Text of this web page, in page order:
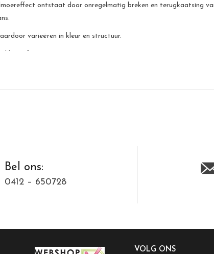
ontstaat door onregelmatig breken en terugkaatsing
varieëren in kleur en structuur.
Bel ons:
0412 – 650728
VOLG ONS